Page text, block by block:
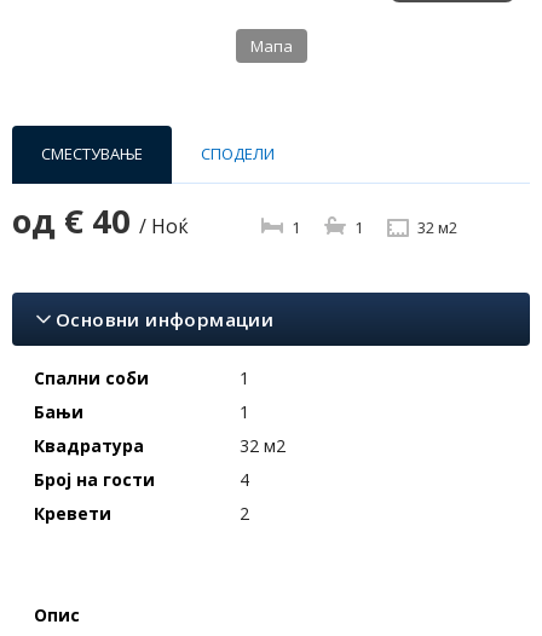
Мапа
СМЕСТУВАЊЕ СПОДЕЛИ
од € 40 / Ноќ 1 1 32 м2
Основни информации
Спални соби
1
Бањи
1
Квадратура
32 м2
Број на гости
4
Кревети
2
Опис